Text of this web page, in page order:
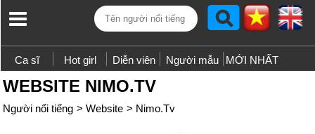
Ca sĩ Hot girl Diễn viên Người mẫu MỚI NHẤT
WEBSITE NIMO.TV
Người nổi tiếng > Website > Nimo.Tv